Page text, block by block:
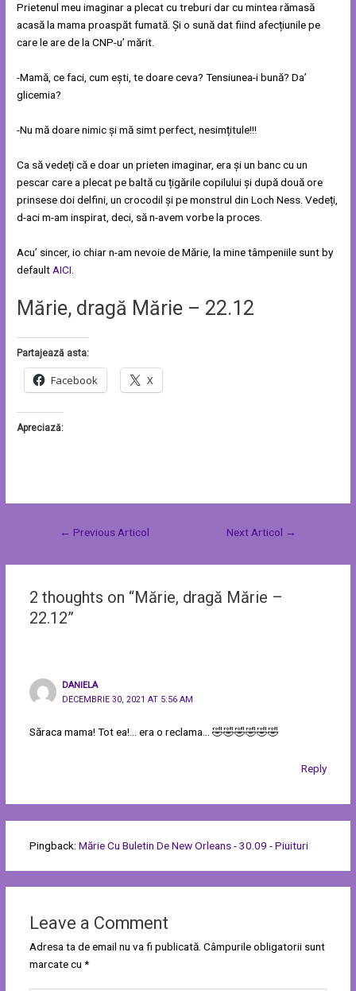
Prietenul meu imaginar a plecat cu treburi dar cu mintea rămasă
acasă la mama proaspăt fumată. Și o sună dat fiind afecțiunile pe
care le are de la CNP-u’ mărit.
-Mamă, ce faci, cum ești, te doare ceva? Tensiunea-i bună? Da’
glicemia?
-Nu mă doare nimic și mă simt perfect, nesimțitule!!!
Ca să vedeți că e doar un prieten imaginar, era și un banc cu un
pescar care a plecat pe baltă cu țigările copilului și după două ore
prinsese doi delfini, un crocodil și pe monstrul din Loch Ness. Vedeți,
d-aci m-am inspirat, deci, să n-avem vorbe la proces.
Acu’ sincer, io chiar n-am nevoie de Mărie, la mine tâmpeniile sunt by
default AICI
Mărie, dragă Mărie – 22.12
Partajează asta:
Facebook X
Apreciază:
← Previous Articol Next Articol →
2 thoughts on “Mărie, dragă Mărie –
22.12”
DANIELA
DECEMBRIE 30, 2021 AT 5:56 AM
Săraca mama! Tot ea!… era o reclama… 🤣🤣🤣🤣🤣🤣
Reply
Pingback: Mărie Cu Buletin De New Orleans - 30.09 - Piuituri
Leave a Comment
Adresa ta de email nu va fi publicată. Câmpurile obligatorii sunt
marcate cu *